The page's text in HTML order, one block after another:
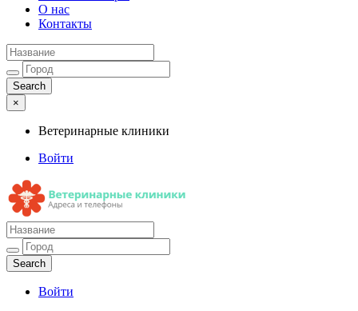
О нас
Контакты
×
Ветеринарные клиники
Войти
Ветеринарные клиники
Адреса и телефоны
Войти